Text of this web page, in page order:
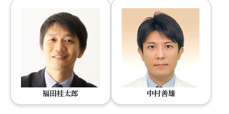
福田桂太郎 中村善雄